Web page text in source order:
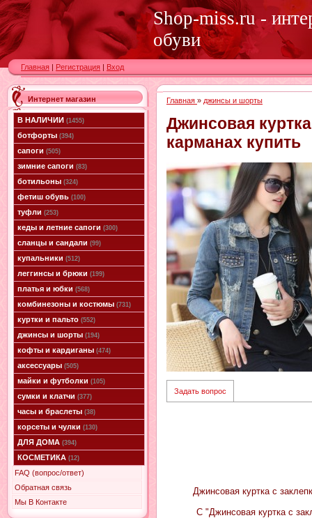
Shop-miss.ru -
обуви
Главная | Регистрация | Вход
Интернет магазин
В НАЛИЧИИ (1455)
ботфорты (394)
сапоги (505)
зимние сапоги (83)
ботильоны (324)
фетиш обувь (100)
туфли (253)
кеды и летние сапоги (300)
сланцы и сандали (99)
купальники (512)
леггинсы и брюки (199)
платья и юбки (568)
комбинезоны и костюмы (731)
куртки и пальто (552)
джинсы и шорты (194)
кофты и кардиганы (474)
аксессуары (505)
майки и футболки (105)
сумки и клатчи (377)
часы и браслеты (38)
корсеты и чулки (130)
ДЛЯ ДОМА (394)
КОСМЕТИКА (12)
FAQ (вопрос/ответ)
Обратная связь
Мы В Контакте
Главная » джинсы и шорты
Джинсовая
карманах купить
Задать вопрос
Джинсовая куртка с
С "Джинсовая куртка с